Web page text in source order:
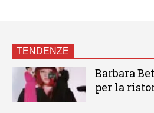
TENDENZE
Barbara
per la